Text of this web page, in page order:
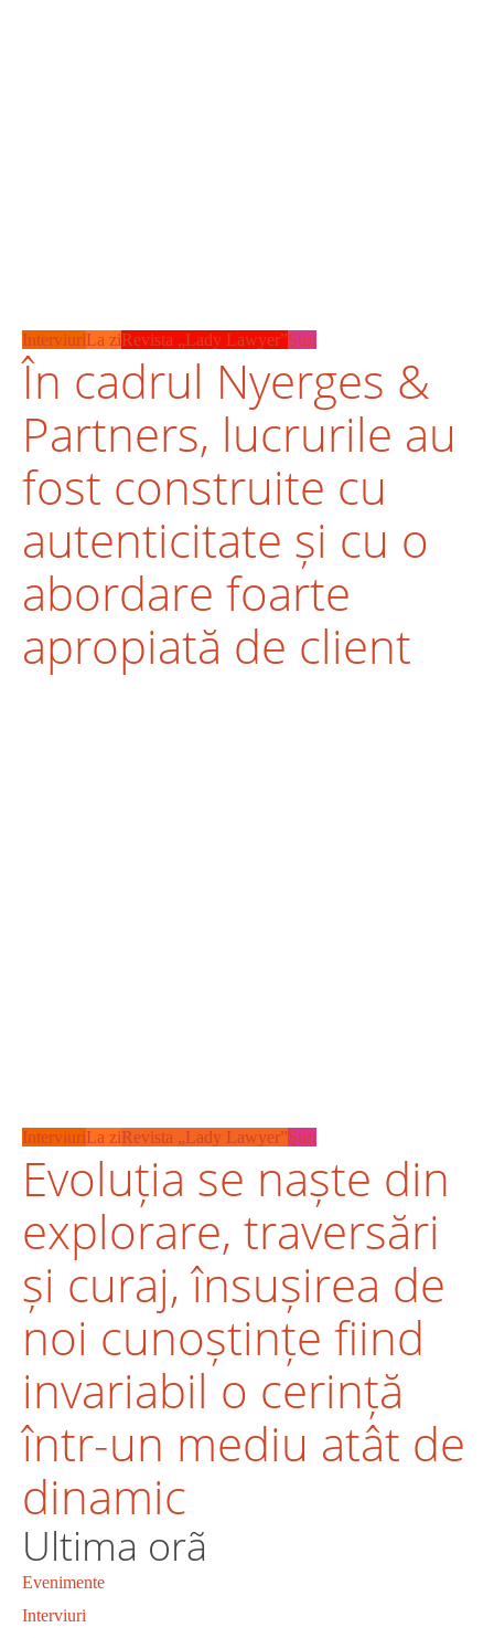
InterviuriLa ziRevista „Lady Lawyer”Ştiri
În cadrul Nyerges &
Partners, lucrurile au
fost construite cu
autenticitate și cu o
abordare foarte
apropiată de client
InterviuriLa ziRevista „Lady Lawyer”Ştiri
Evoluția se naște din
explorare, traversări
și curaj, însușirea de
noi cunoștințe fiind
invariabil o cerință
într-un mediu atât de
dinamic
Ultima orã
Evenimente
Interviuri